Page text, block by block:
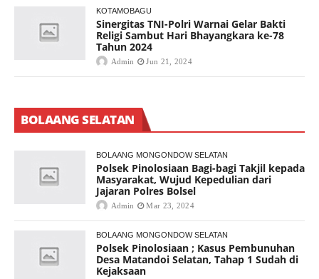
KOTAMOBAGU
Sinergitas TNI-Polri Warnai Gelar Bakti
Religi Sambut Hari Bhayangkara ke-78
Tahun 2024
Admin Jun 21, 2024
BOLAANG SELATAN
BOLAANG MONGONDOW SELATAN
Polsek Pinolosiaan Bagi-bagi Takjil kepada
Masyarakat, Wujud Kepedulian dari
Jajaran Polres Bolsel
Admin Mar 23, 2024
BOLAANG MONGONDOW SELATAN
Polsek Pinolosiaan ; Kasus Pembunuhan
Desa Matandoi Selatan, Tahap 1 Sudah di
Kejaksaan